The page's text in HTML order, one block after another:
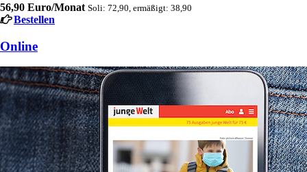
56,90 Euro/Monat Soli: 72,90, ermäßigt: 38,90
Bestellen
Online